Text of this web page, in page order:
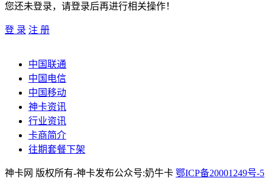
您还未登录，请登录后再进行相关操作！
登 录 注 册
中国联通
中国电信
中国移动
神卡资讯
行业资讯
卡商简介
往期套餐下架
神卡网 版权所有-神卡发布公众号:奶牛卡 鄂ICP备20001249号-5